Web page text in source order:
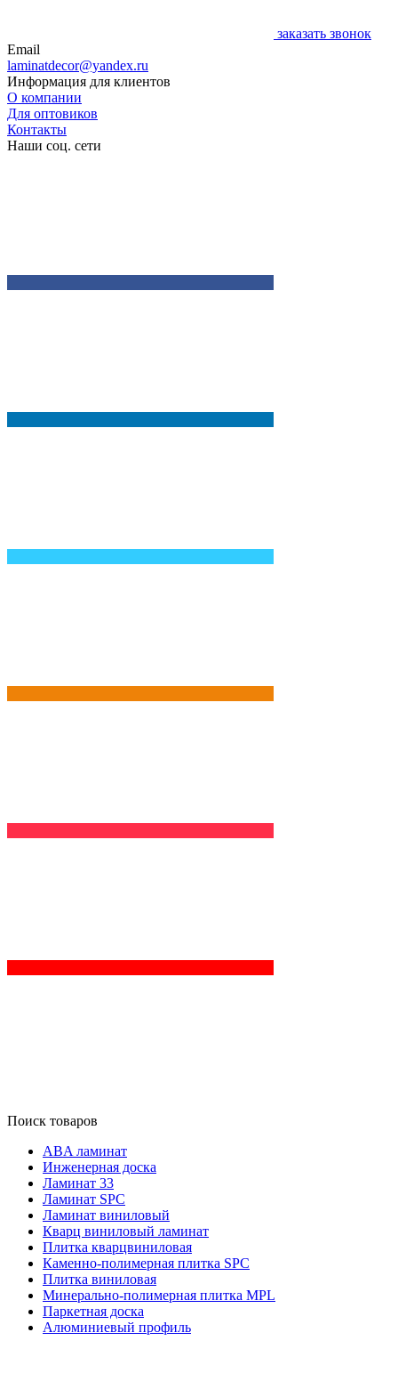
заказать звонок
Email
laminatdecor@yandex.ru
Информация для клиентов
О компании
Для оптовиков
Контакты
Наши соц. сети
Поиск товаров
ABA ламинат
Инженерная доска
Ламинат 33
Ламинат SPC
Ламинат виниловый
Кварц виниловый ламинат
Плитка кварцвиниловая
Каменно-полимерная плитка SPC
Плитка виниловая
Минерально-полимерная плитка MPL
Паркетная доска
Алюминиевый профиль